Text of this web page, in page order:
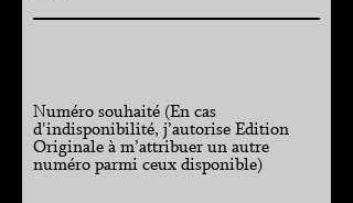
Numéro souhaité (En cas
d'indisponibilité, j’autorise Edition
Originale à m’attribuer un autre
numéro parmi ceux disponible)